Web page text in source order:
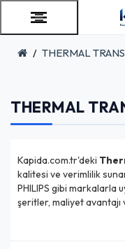
THERMAL
THERMAL
Kapida.com.tr'deki
kalitesi ve verimlilik
PHILIPS gibi markalarla
şeritler, maliyet avantajı